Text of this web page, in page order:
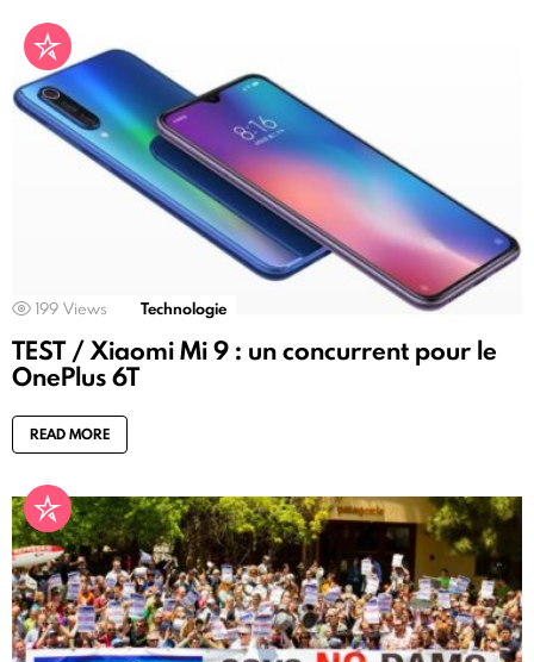
199 Views Technologie
TEST / Xiaomi Mi 9 : un concurrent pour le
OnePlus 6T
READ MORE